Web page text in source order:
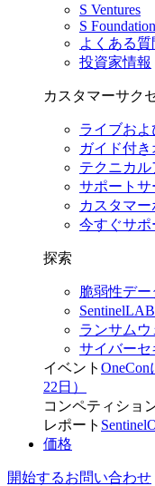
S Ventures
S Foundation
よくある質
投資家情報
カスタマーサク
ライブお
ガイド付
テクニカ
サポートサ
カスタマ
今すぐサポ
探索
脆弱性デー
ランサム
サイバーセ
イベント
22日）
コンペティショ
レポート
価格
開始するお問い合わせ